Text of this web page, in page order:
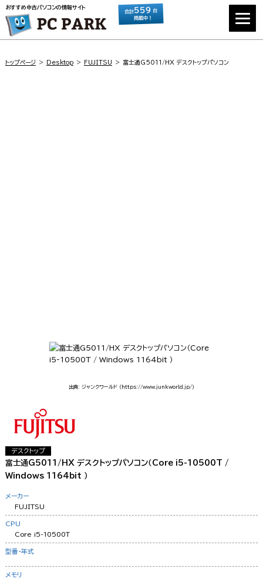
おすすめ中古パソコンの情報サイト
合計559 台
掲載中！
トップページ Desktop FUJITSU 富士通G5011/HX デスクトップパソコン
出典: ジャンクワールド （https://www.junkworld.jp/）
デスクトップ
富士通G5011/HX デスクトップパソコン（Core i5-10500T /
Windows 1164bit ）
メーカー
FUJITSU
CPU
Core i5-10500T
型番・年式
メモリ